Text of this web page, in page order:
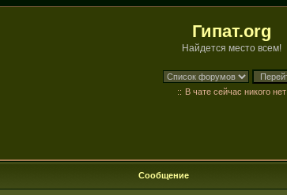
Гипат.org
Найдется место всем!
:: В чате сейчас никого нет
Сообщение